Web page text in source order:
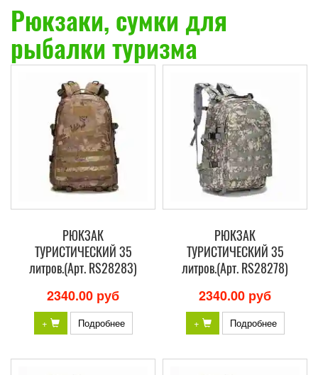
Рюкзаки, сумки для
рыбалки туризма
РЮКЗАК
ТУРИСТИЧЕСКИЙ 35
литров.(Арт. RS28283)
2340.00 руб
+ Подробнее
РЮКЗАК
ТУРИСТИЧЕСКИЙ 35
литров.(Арт. RS28278)
2340.00 руб
+ Подробнее